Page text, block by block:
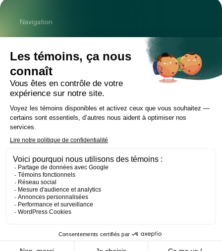
Navigation
Cabinet
Équipe
Expertises
Bureaux
Carrière
Transactions
Publications
Contact
LinkedIn Instagram